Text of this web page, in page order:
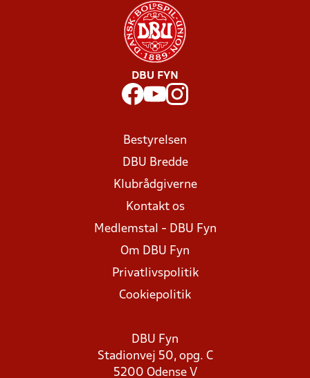
DBU FYN
Bestyrelsen
DBU Bredde
Klubrådgiverne
Kontakt os
Medlemstal - DBU Fyn
Om DBU Fyn
Privatlivspolitik
Cookiepolitik
DBU Fyn
Stadionvej 50, opg. C
5200 Odense V